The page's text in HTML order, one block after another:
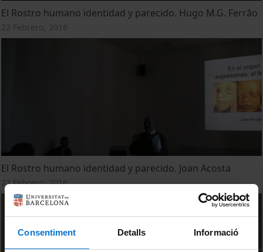
Consentiment Detalls Informació
El Rostro humano identidad y parecido. Hugo M.G. Ferrão
22 Febrero, 2016
El Rostro humano identidad y parecido. Joan Acosta
22 Febrero, 2016